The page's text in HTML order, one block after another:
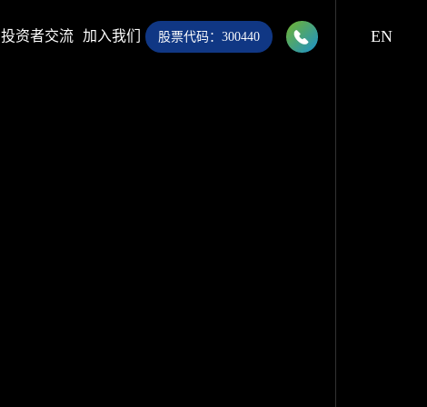
投资者交流 加入我们 股票代码：300440  028-8283 9999
EN